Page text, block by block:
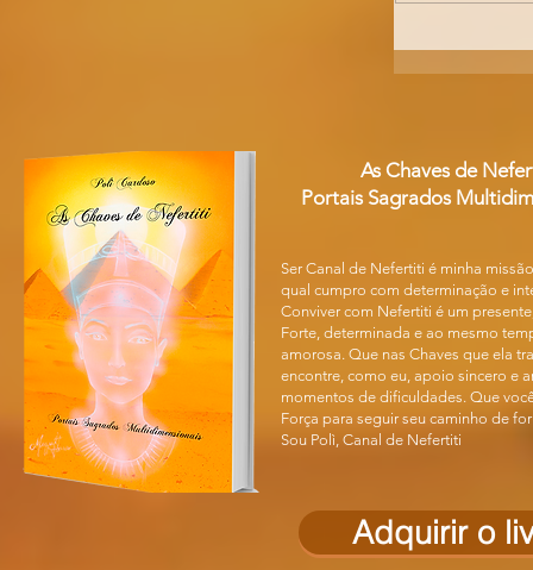
As Chaves de
Portais Sagrados
Ser Canal de Nefertiti é minha
qual cumpro com determinação e
Conviver com Nefertiti é um
Forte, determinada e ao mesmo
amorosa. Que nas Chaves que ela
encontre, como eu, apoio sincero e
momentos de dificuldades. Que
Força para seguir seu caminho de
Sou Polì, Canal de Nefertiti
Adquirir o